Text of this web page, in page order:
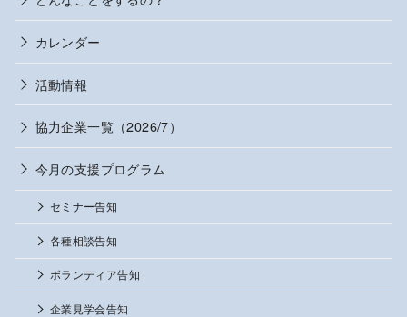
カレンダー
活動情報
協力企業一覧（2026/7）
今月の支援プログラム
セミナー告知
各種相談告知
ボランティア告知
企業見学会告知